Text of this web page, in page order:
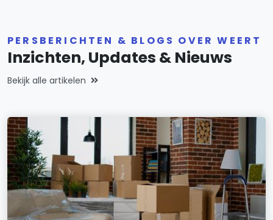
PERSBERICHTEN & BLOGS OVER WEERT
Inzichten, Updates & Nieuws
Bekijk alle artikelen